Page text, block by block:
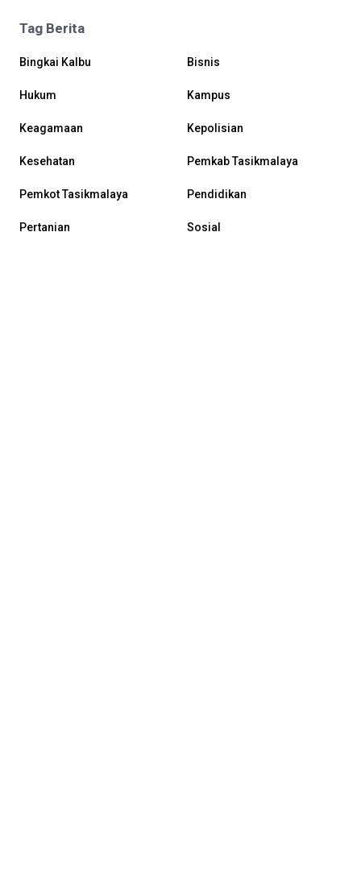
Tag Berita
Bingkai Kalbu Bisnis
Hukum Kampus
Keagamaan Kepolisian
Kesehatan Pemkab Tasikmalaya
Pemkot Tasikmalaya Pendidikan
Pertanian Sosial